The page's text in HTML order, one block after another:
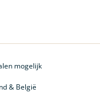
mogelijk
& België